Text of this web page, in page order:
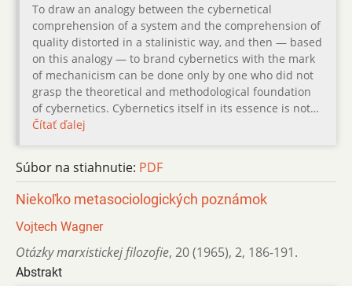
To draw an analogy between the cybernetical
comprehension of a system and the comprehension of
quality distorted in a stalinistic way, and then — based
on this analogy — to brand cybernetics with the mark
of mechanicism can be done only by one who did not
grasp the theoretical and methodological foundation
of cybernetics. Cybernetics itself in its essence is not…
Čítať ďalej
Súbor na stiahnutie: PDF
Niekoľko metasociologických poznámok
Vojtech Wagner
Otázky marxistickej filozofie, 20 (1965), 2, 186-191.
Abstrakt